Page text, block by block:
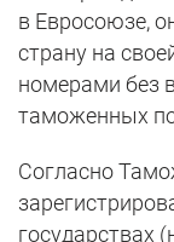
в Евросоюзе,
страну на
номерами без
таможенных
Согласно
государствах